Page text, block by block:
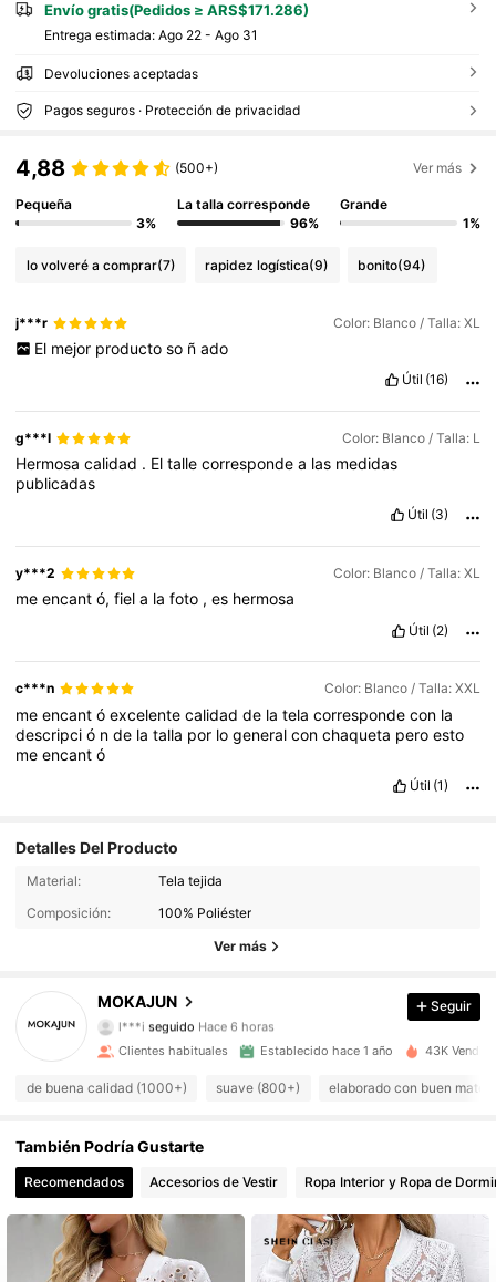
Envío gratis(Pedidos ≥ ARS$171.286)
Entrega estimada: Ago 22 - Ago 31
Devoluciones aceptadas
Pagos seguros · Protección de privacidad
4,88 (500+) Ver más
Pequeña
3%
La talla corresponde
96%
Grande
1%
lo volveré a comprar(7) rapidez logística(9) bonito(94)
j***r Color: Blanco / Talla: XL
El mejor producto so ñ ado
Útil (16)
g***l Color: Blanco / Talla: L
Hermosacalidad . Eltallecorrespondea las medidas
publicadas
Útil (3)
y***2 Color: Blanco / Talla: XL
meencantó,fiela lafoto ,es hermosa
Útil (2)
c***n Color: Blanco / Talla: XXL
meencantóexcelentecalidadde latelacorrespondecon la
descripció nde latalla por logeneralconchaqueta peroesto
meencantó
Útil (1)
Detalles Del Producto
Material:
Tela tejida
Composición:
100% Poliéster
Ver más
MOKAJUN
9.1K Seguidores
9.1K Seguidores
4,86
l***i seguido Hace 6 horas
4,86
9.1K Seguidores
4,86 9.1K Seguidores
4,86 9.1K Seguidores
4,86
4,86 9.1K Seguidores
Seguir
Clientes habituales Establecido hace 1 año 43K
de buena calidad (1000+) suave (800+) elaborado con buen
También Podría Gustarte
Recomendados Accesorios de Vestir Ropa Interior y Ropa de